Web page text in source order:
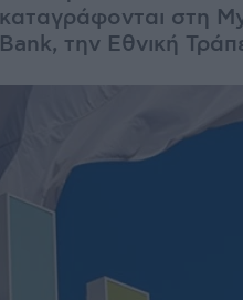
καταγράφονται στη
Bank, την Εθνική